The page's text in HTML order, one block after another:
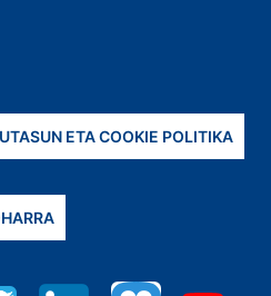
ETA COOKIE POLITIKA